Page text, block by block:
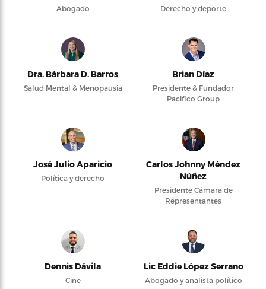
Abogado Derecho y deporte
Dra. Bárbara D. Barros
Salud Mental & Menopausia
Brian Díaz
Presidente & Fundador
Pacifico Group
José Julio Aparicio
Política y derecho
Carlos Johnny Méndez
Núñez
Presidente Cámara de
Representantes
Dennis Dávila
Cine
Lic Eddie López Serrano
Abogado y analista político